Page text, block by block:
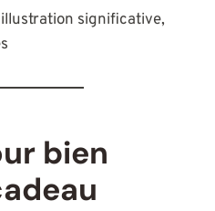
significative,
bien